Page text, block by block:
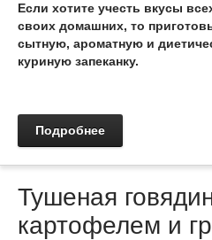
Если хотите учесть вкусы
своих домашних, то
сытную, ароматную и
куриную запеканку.
Подробнее
Тушеная
картофелем и